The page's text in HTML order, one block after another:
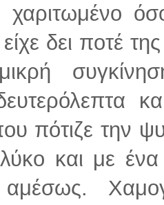
δει ποτέ
πότιζε την
και με
αμέσως.